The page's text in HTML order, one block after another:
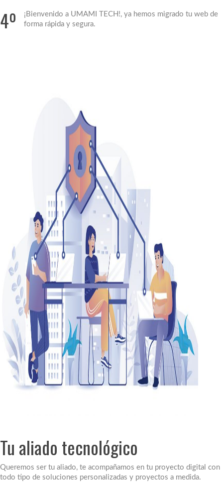
4º
¡Bienvenido a UMAMI TECH!, ya hemos migrado tu web de
forma rápida y segura.
Tu aliado tecnológico
Queremos ser tu aliado, te acompañamos en tu proyecto digital con
todo tipo de soluciones personalizadas y proyectos a medida.